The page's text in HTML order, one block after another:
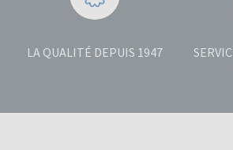
LA QUALITÉ DEPUIS 1947